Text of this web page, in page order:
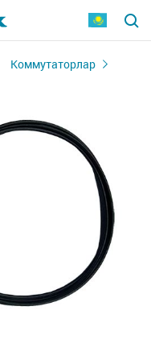
Коммутаторлар